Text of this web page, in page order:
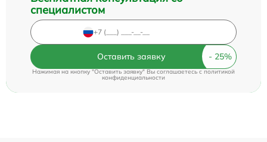
специалистом
Оставить заявку
Нажимая на кнопку "Оставить заявку" Вы соглашаетесь cполитикой
конфиденциальности